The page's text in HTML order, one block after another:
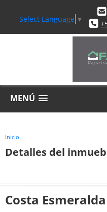
Select Language ▼
MENÚ
Inicio
Detalles del
Costa